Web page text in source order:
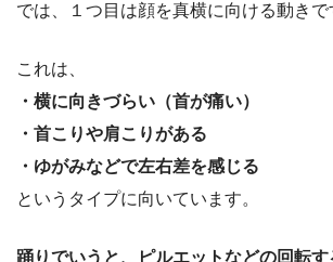
では、１つ目は顔を真横に向ける動きで
これは、
・横に向きづらい（首が痛い）
・首こりや肩こりがある
・ゆがみなどで左右差を感じる
というタイプに向いています。
踊りでいうと、ピルエットなどの回転